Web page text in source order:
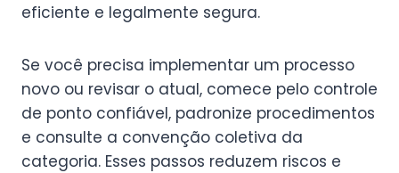
eficiente e legalmente segura.
Se você precisa implementar um processo
novo ou revisar o atual, comece pelo controle
de ponto confiável, padronize procedimentos
e consulte a convenção coletiva da
categoria. Esses passos reduzem riscos e